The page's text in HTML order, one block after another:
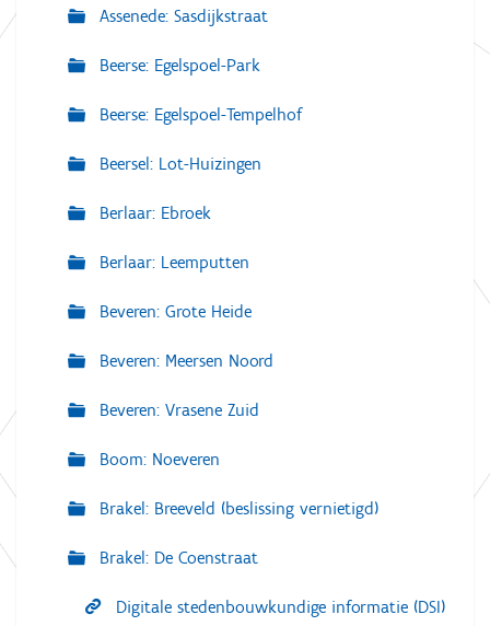
Assenede: Sasdijkstraat
Beerse: Egelspoel-Park
Beerse: Egelspoel-Tempelhof
Beersel: Lot-Huizingen
Berlaar: Ebroek
Berlaar: Leemputten
Beveren: Grote Heide
Beveren: Meersen Noord
Beveren: Vrasene Zuid
Boom: Noeveren
Brakel: Breeveld (beslissing vernietigd)
Brakel: De Coenstraat
Digitale stedenbouwkundige informatie (DSI)